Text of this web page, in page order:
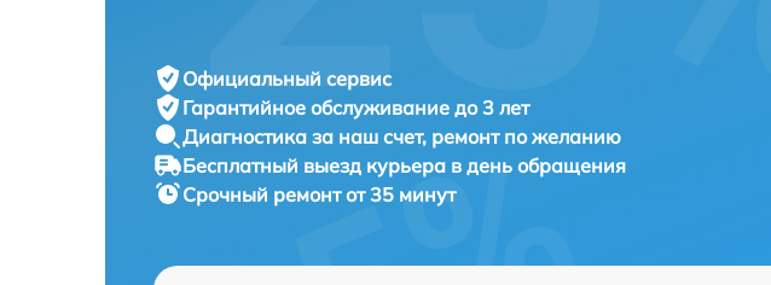
Официальный сервис
Гарантийное обслуживание до 3 лет
Диагностика за наш счет, ремонт по желанию
Бесплатный выезд курьера в день обращения
Срочный ремонтот 35 минут